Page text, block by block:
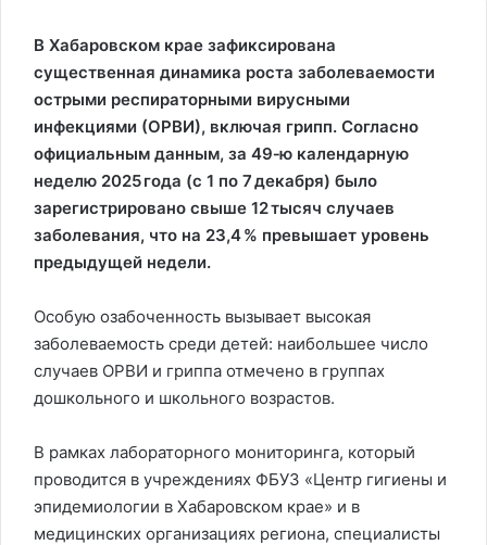
В Хабаровском крае зафиксирована
существенная динамика роста заболеваемости
острыми респираторными вирусными
инфекциями (ОРВИ), включая грипп. Согласно
официальным данным, за 49‑ю календарную
неделю 2025 года (с 1 по 7 декабря) было
зарегистрировано свыше 12 тысяч случаев
заболевания, что на 23,4 % превышает уровень
предыдущей недели.
Особую озабоченность вызывает высокая
заболеваемость среди детей: наибольшее число
случаев ОРВИ и гриппа отмечено в группах
дошкольного и школьного возрастов.
В рамках лабораторного мониторинга, который
проводится в учреждениях ФБУЗ «Центр гигиены и
эпидемиологии в Хабаровском крае» и в
медицинских организациях региона, специалисты